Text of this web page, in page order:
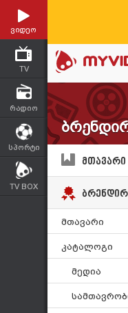
ვიდეო
TV
რადიო
სპორტი
TV BOX
მთავარი
მთავარი
კატალოგი
მედია